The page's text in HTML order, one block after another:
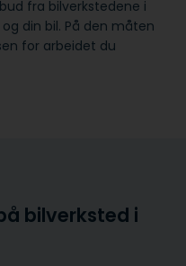
fra bilverkstedene i
din bil. På den måten
for arbeidet du
bilverksted i